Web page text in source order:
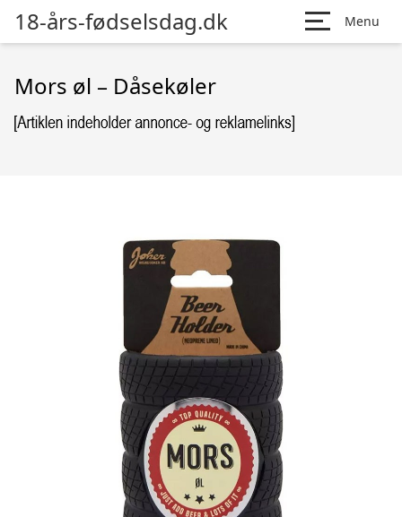
18-års-fødselsdag.dk Menu
Mors øl – Dåsekøler